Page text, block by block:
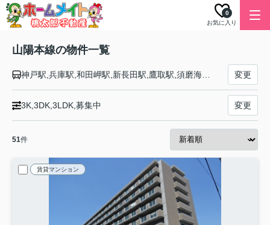
お気に入り
0
山陽本線の物件一覧
変更
3K,3DK,3LDK,募集中 変更
51件
賃貸マンション